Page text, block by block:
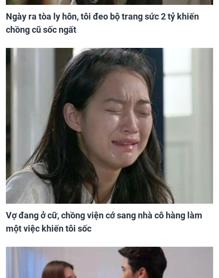
Ngày ra tòa ly hôn, tôi đeo bộ trang sức 2 tỷ khiến
chồng cũ sốc ngất
Vợ đang ở cữ, chồng viện cớ sang nhà cô hàng làm
một việc khiến tôi sốc